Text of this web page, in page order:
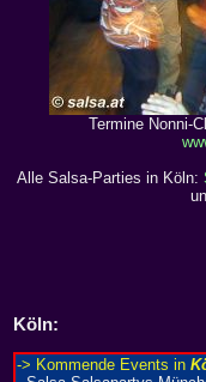
Termine Nonni-
Alle Salsa-Parties in Köln:
Köln: